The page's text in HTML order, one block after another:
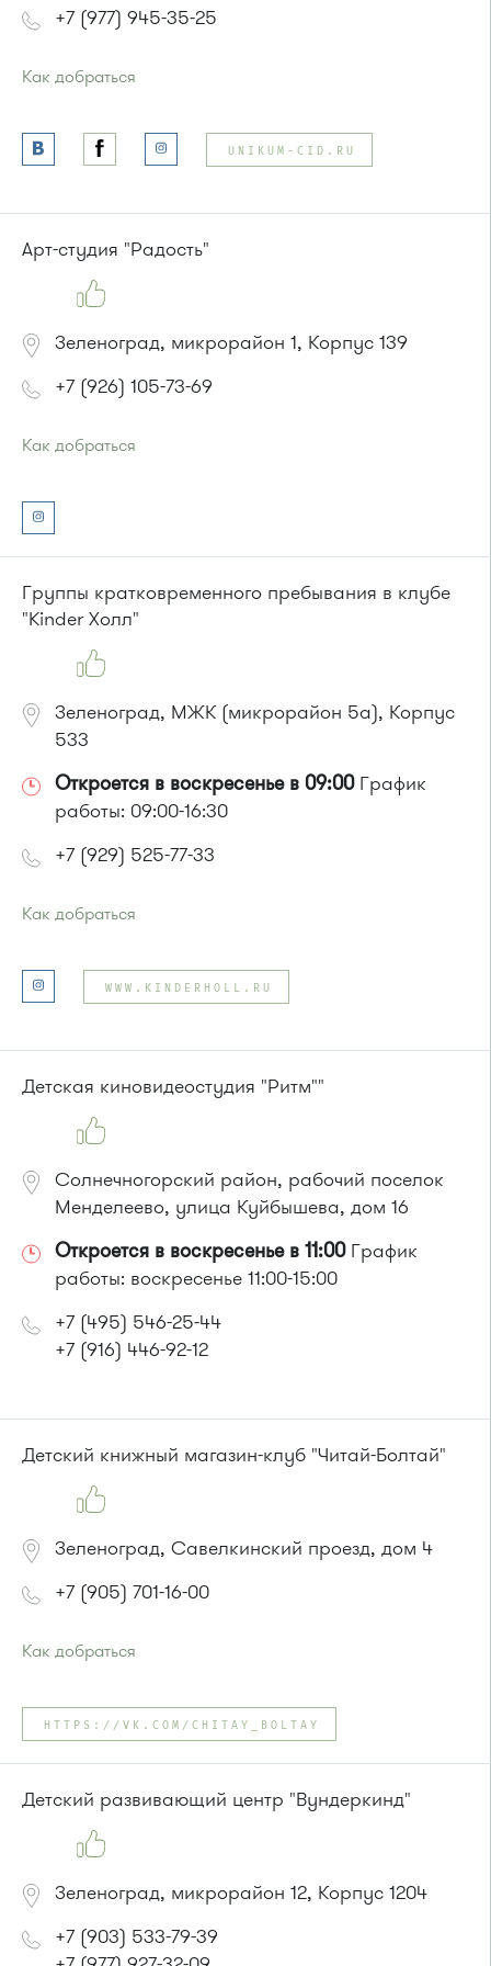
+7 (977) 945-35-25
Как добраться
Автобус № 22.
или до остановки"Пенсионный фонд":
Маршрутка № 707м
UNIKUM-CID.RU
Арт-студия "Радость"
Зеленоград, микрорайон 1, Корпус 139
+7 (926) 105-73-69
Как добраться
Автобусы № 1, 3, 6, 7, 9, 10, 11, 12, 31, 32, 400, 400э.
Маршрутка № 409м, 431м, 476м, 720м, 900, 903
или до остановки"Улица Юности":
Маршрутка № 419м, 431м, 720м, 900, 903
Группы кратковременного пребывания в клубе
"Kinder Холл"
Зеленоград, МЖК (микрорайон 5а), Корпус
533
Откроется в воскресенье в 09:00График
работы: 09:00-16:30
+7 (929) 525-77-33
Как добраться
Автобус № 12.
или до остановки"Ржавки-2":
Маршрутка № 431м, 476м, 900
WWW.KINDERHOLL.RU
Детская киновидеостудия "Ритм""
Солнечногорский район, рабочий поселок
Менделеево, улица Куйбышева, дом 16
Откроется в воскресенье в 11:00График
работы: воскресенье 11:00-15:00
+7 (495) 546-25-44
+7 (916) 446-92-12
Детский книжный магазин-клуб "Читай-Болтай"
Зеленоград, Савелкинский проезд, дом 4
+7 (905) 701-16-00
Как добраться
Автобусы № 2, 3, 9, 11, 19, 31, 32.
Маршрутка № 409м, 419м
или до остановки"Товары для дома":
Маршрутка № 408м, 419м, 476м
HTTPS://VK.COM/CHITAY_BOLTAY
Детский развивающий центр "Вундеркинд"
Зеленоград, микрорайон 12, Корпус 1204
+7 (903) 533-79-39